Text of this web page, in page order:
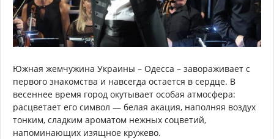
Южная жемчужина Украины – Одесса – завораживает с
первого знакомства и навсегда остается в сердце. В
весеннее время город окутывает особая атмосфера:
расцветает его символ — белая акация, наполняя воздух
тонким, сладким ароматом нежных соцветий,
напоминающих изящное кружево.